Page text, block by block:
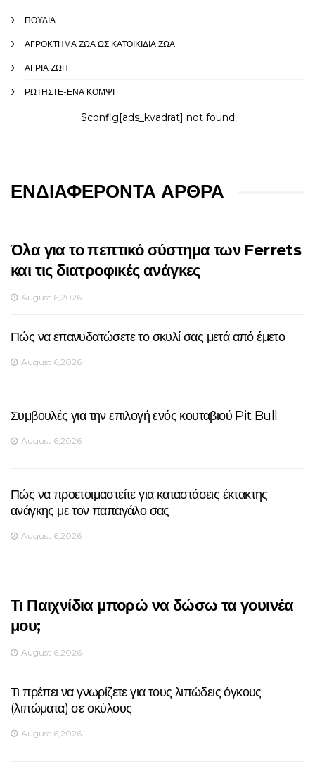
ΠΟΥΛΙΆ
ΑΓΡΌΚΤΗΜΑ ΖΏΑ ΩΣ ΚΑΤΟΙΚΊΔΙΑ ΖΏΑ
ΑΓΡΙΑ ΖΩΉ
ΡΩΤΉΣΤΕ-ΈΝΑ ΚΟΜΨΊ
$config[ads_kvadrat] not found
ΕΝΔΙΑΦΈΡΟΝΤΑ ΆΡΘΡΑ
Όλα για το πεπτικό σύστημα των Ferrets
και τις διατροφικές ανάγκες
August 6,2026
Πώς να επανυδατώσετε το σκυλί σας μετά από έμετο
August 6,2026
Συμβουλές για την επιλογή ενός κουταβιού Pit Bull
August 6,2026
Πώς να προετοιμαστείτε για καταστάσεις έκτακτης
ανάγκης με τον παπαγάλο σας
August 6,2026
Τι Παιχνίδια μπορώ να δώσω τα γουινέα
μου;
August 6,2026
Τι πρέπει να γνωρίζετε για τους λιπώδεις όγκους
(λιπώματα) σε σκύλους
August 6,2026